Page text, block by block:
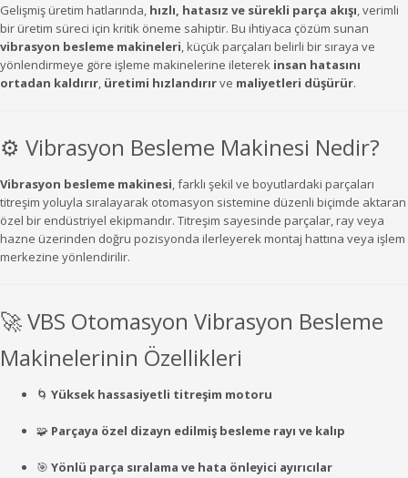
Gelişmişüretim hatlarında, hızlı, hatasız ve sürekli parça akışı,verimli
birüretim süreci için kritik öneme sahiptir. Bu ihtiyaca çözüm sunan
vibrasyon besleme makineleri,küçükparçaları belirli bir sıraya ve
yönlendirmeye göre işleme makinelerine ileterek insan hatasını
ortadan kaldırır, üretimi hızlandırırve maliyetleri düşürür.
⚙️ Vibrasyon Besleme Makinesi Nedir?
Vibrasyon besleme makinesi,farklı şekil ve boyutlardaki parçaları
titreşim yoluyla sıralayarak otomasyon sistemine düzenli biçimde aktaran
özel bir endüstriyel ekipmandır. Titreşim sayesinde parçalar,rayveya
hazne üzerinden doğru pozisyonda ilerleyerekmontaj hattına veya işlem
merkezine yönlendirilir.
🚀VBS Otomasyon Vibrasyon Besleme
Makinelerinin Özellikleri
🌀 Yüksek hassasiyetli titreşim motoru
🧩 Parçaya özel dizayn edilmiş besleme rayı ve kalıp
🎯 Yönlü parça sıralama ve hata önleyici ayırıcılar